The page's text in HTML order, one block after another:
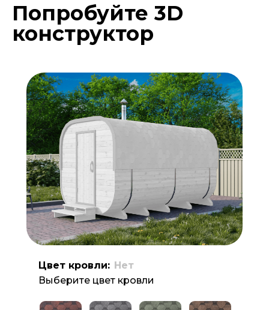
Попробуйте 3D
конструктор
Нет
Выберите цвет кровли
Цвет кровли:
Подберите расцветку
бани